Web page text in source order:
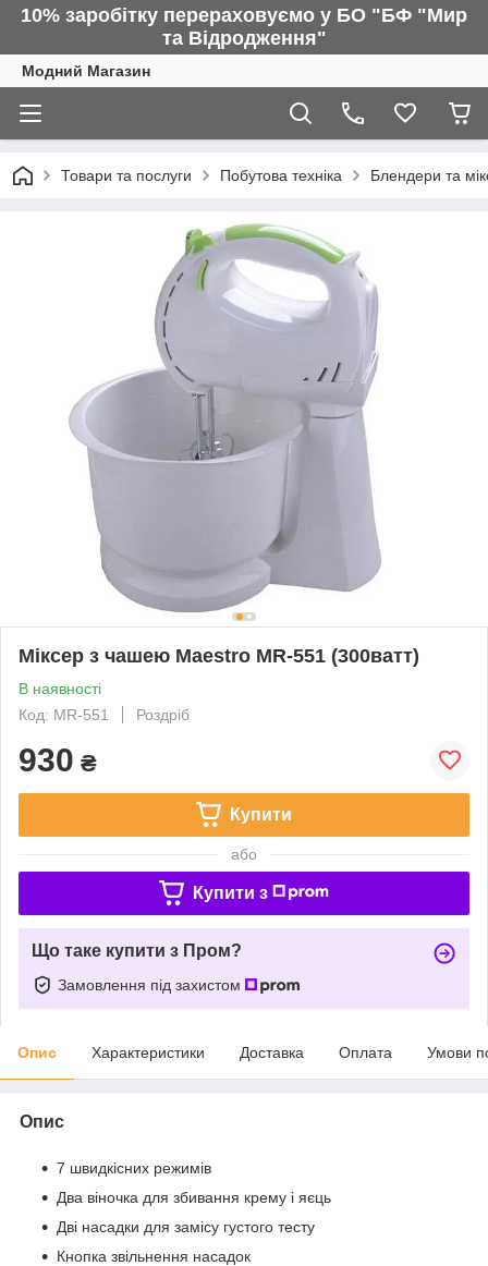
10% заробітку перераховуємо у БО "БФ "Мир
та Відродження"
Модний Магазин
Товари та послуги Побутова техніка Блендери та
Міксер з чашею Maestro MR-551 (300ватт)
В наявності
Код: MR-551
Роздріб
930 ₴
Купити
або
Купити з
Що таке купити з Пром?
Замовлення під захистом
Опис Характеристики Доставка Оплата Умови
Опис
7 швидкісних режимів
Два віночка для збивання крему і яєць
Дві насадки для замісу густого тесту
Кнопка звільнення насадок